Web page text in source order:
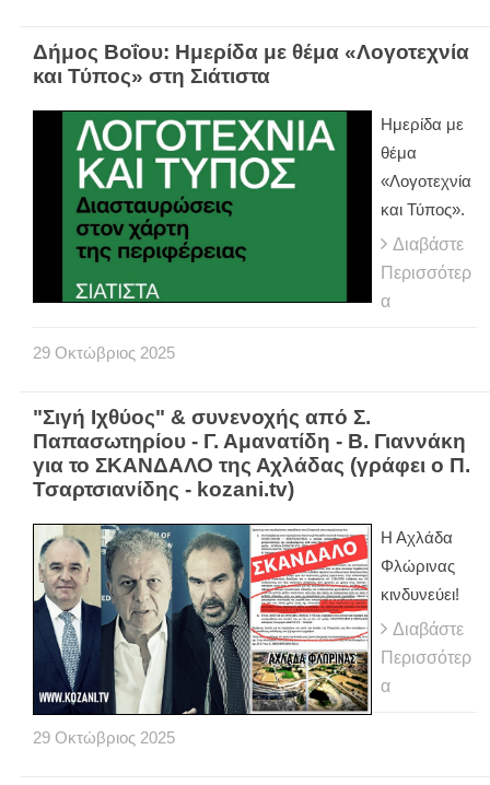
Δήμος Βοΐου: Ημερίδα με θέμα «Λογοτεχνία
και Τύπος» στη Σιάτιστα
Ημερίδα με
θέμα
«Λογοτεχνία
και Τύπος».
Διαβάστε
Περισσότερ
α
29 Οκτώβριος 2025
"Σιγή Ιχθύος" & συνενοχής από Σ.
Παπασωτηρίου - Γ. Αμανατίδη - Β. Γιαννάκη
για το ΣΚΑΝΔΑΛΟ της Αχλάδας (γράφει ο Π.
Τσαρτσιανίδης - kozani.tv)
Η Αχλάδα
Φλώρινας
κινδυνεύει!
Διαβάστε
Περισσότερ
α
29 Οκτώβριος 2025